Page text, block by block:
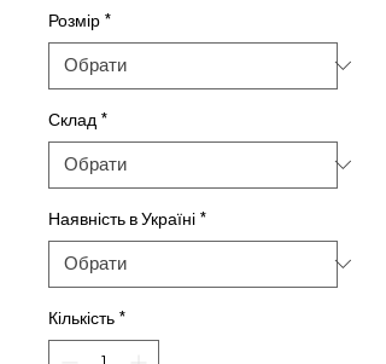
Розмір *
Склад *
Наявність в Україні *
Кількість *